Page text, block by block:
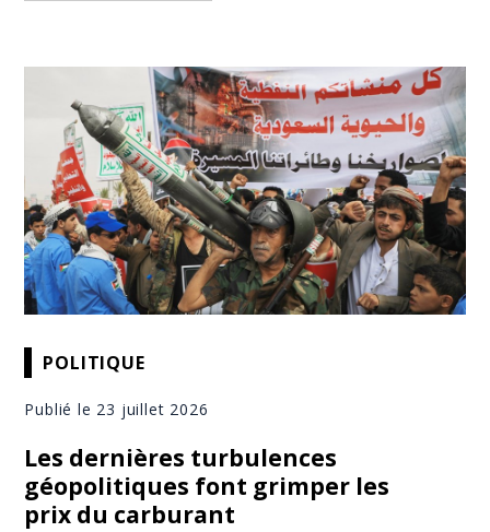
POLITIQUE
Publié le 23 juillet 2026
Les dernières turbulences
géopolitiques font grimper les
prix du carburant